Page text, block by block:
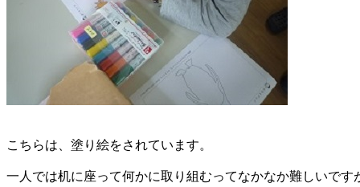
こちらは、塗り絵をされています。
一人では机に座って何かに取り組むってなかなか難しいです